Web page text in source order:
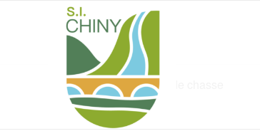
Programme des battues de chasse